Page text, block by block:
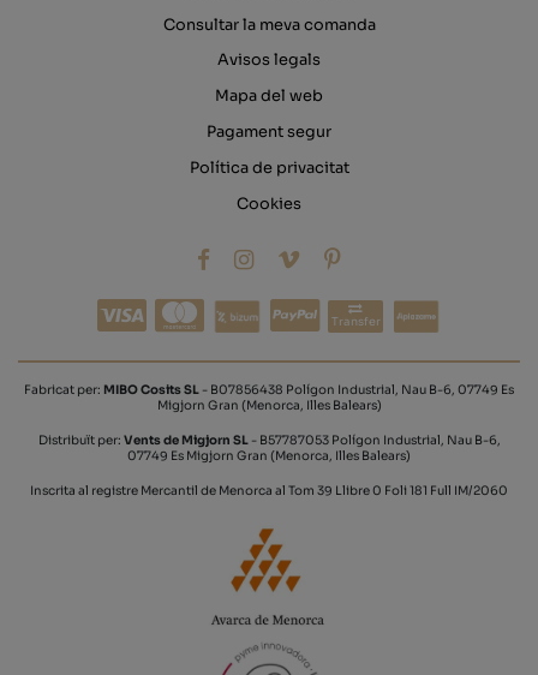
Consultar la meva comanda
Avisos legals
Mapa del web
Pagament segur
Política de privacitat
Cookies
Transfer
Fabricat per: MIBO Cosits SL - B07856438 Polígon Industrial, Nau B-6, 07749 Es
Migjorn Gran (Menorca, Illes Balears)
Distribuït per: Vents de Migjorn SL- B57787053 Polígon Industrial, Nau B-6,
07749 Es Migjorn Gran (Menorca, Illes Balears)
Inscrita al registre Mercantil de Menorca al Tom 39 Llibre 0 Foli 181 Full IM/2060